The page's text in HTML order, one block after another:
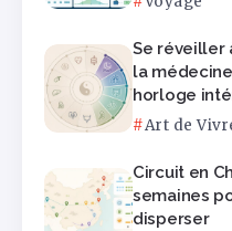
Se réveiller
la
horloge
Art de
Circuit en
semaines
disperser